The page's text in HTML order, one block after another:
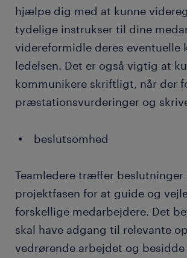
hjælpe dig med at kunne
tydelige instrukser til dine
videreformidle deres eventuelle
ledelsen. Det er også vigtig at
kommunikere skriftligt, når der
præstationsvurderinger og
beslutsomhed
Teamledere træffer beslutninger
projektfasen for at guide og
forskellige medarbejdere. Det
skal have adgang til relevante
vedrørende arbejdet og